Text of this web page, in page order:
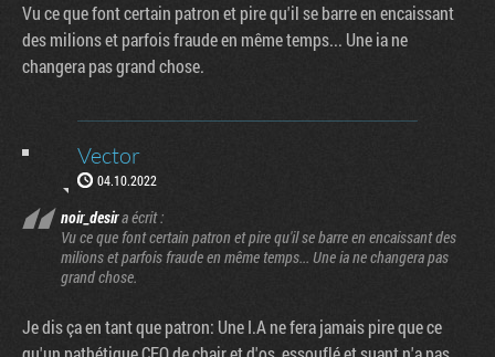
Vu ce que font certain patron et pire qu'il se barre en encaissant
des milions et parfois fraude en même temps... Une ia ne
changera pas grand chose.
Vector
04.10.2022
noir_desira écrit :
Vu ce que font certain patron et pire qu'il se barre en encaissant des
milions et parfois fraude en même temps... Une ia ne changera pas
grand chose.
Je dis ça en tant que patron: Une I.A ne fera jamais pire que ce